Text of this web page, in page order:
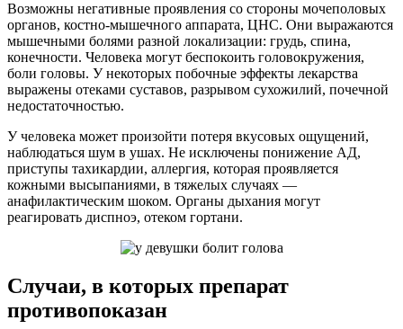
Возможны негативные проявления со стороны мочеполовых
органов, костно-мышечного аппарата, ЦНС. Они выражаются
мышечными болями разной локализации: грудь, спина,
конечности. Человека могут беспокоить головокружения,
боли головы. У некоторых побочные эффекты лекарства
выражены отеками суставов, разрывом сухожилий, почечной
недостаточностью.
У человека может произойти потеря вкусовых ощущений,
наблюдаться шум в ушах. Не исключены понижение АД,
приступы тахикардии, аллергия, которая проявляется
кожными высыпаниями, в тяжелых случаях —
анафилактическим шоком. Органы дыхания могут
реагировать диспноэ, отеком гортани.
Случаи, в которых препарат
противопоказан